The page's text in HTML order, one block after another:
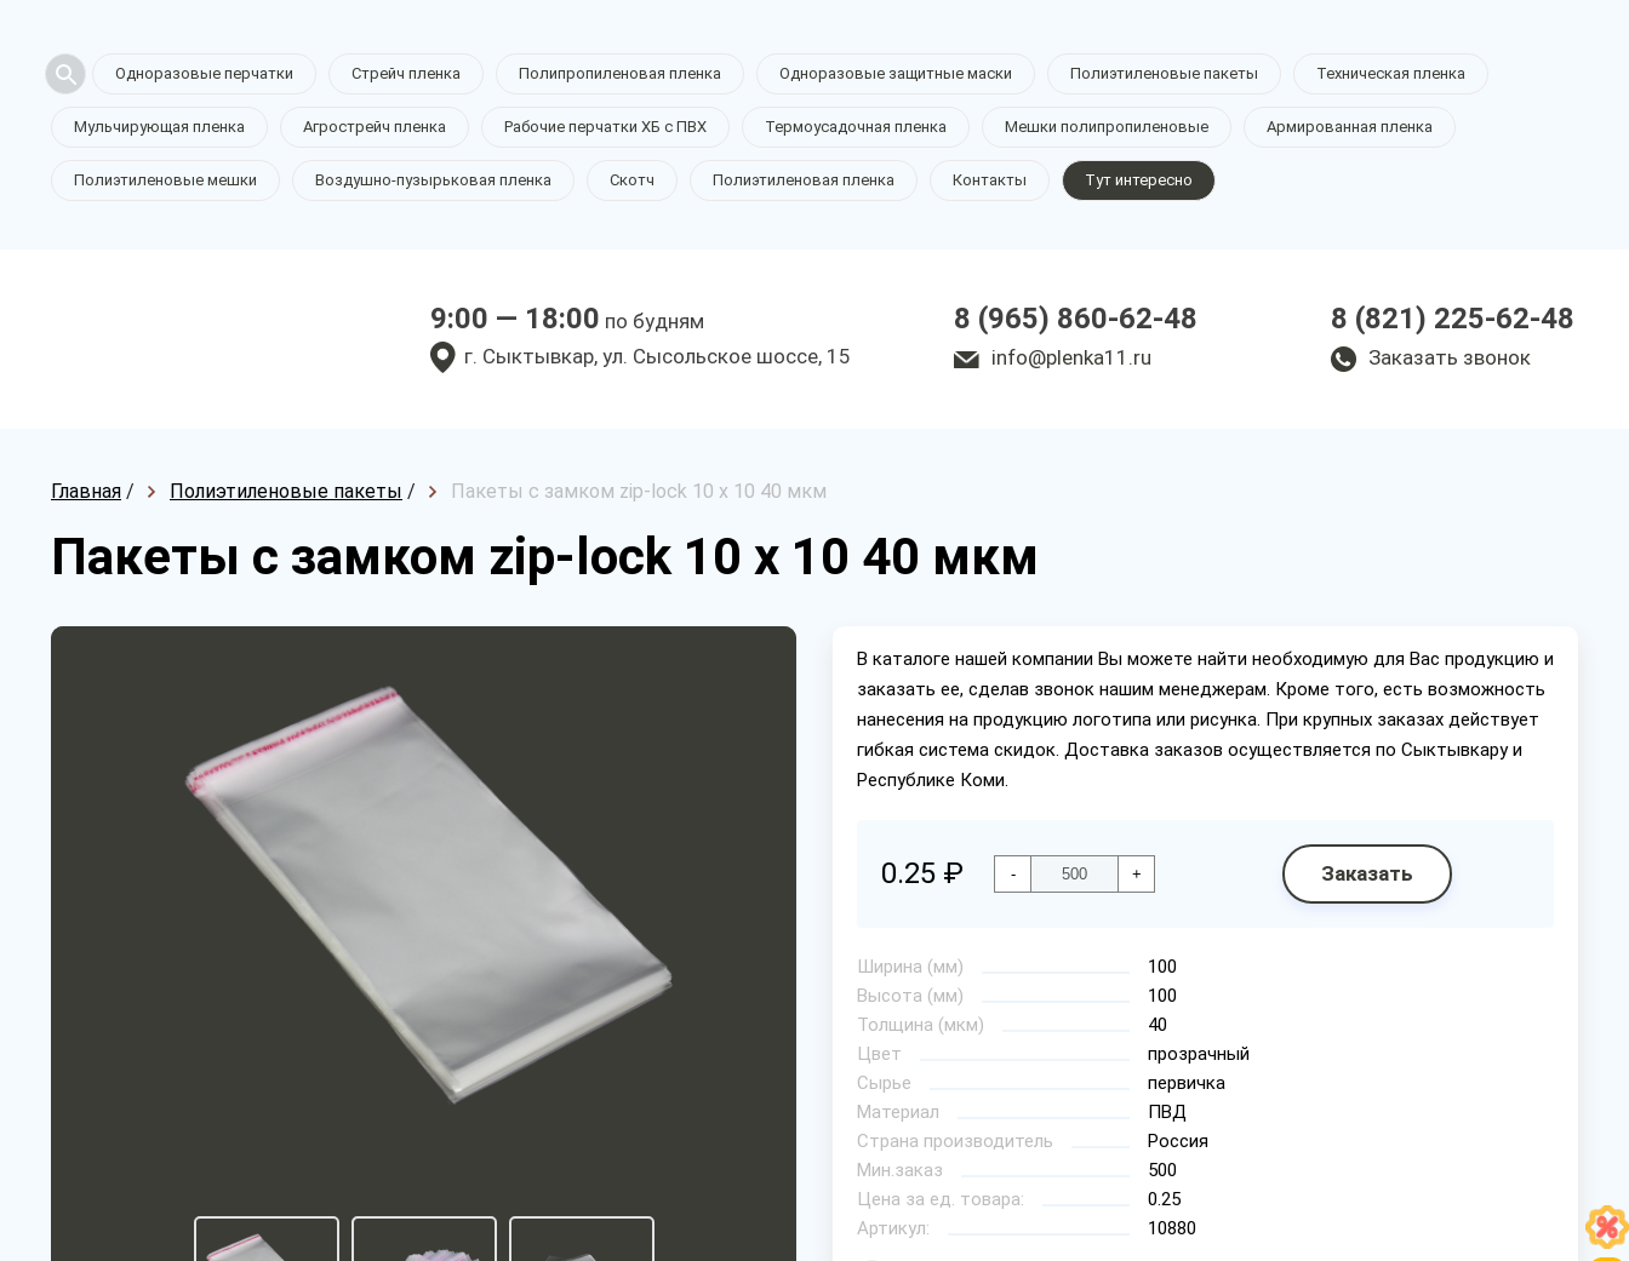
Одноразовые перчатки Стрейч пленка Полипропиленовая пленка Одноразовые защитные маски Полиэтиленовые пакеты Техническая пленка
Мульчирующая пленка Агрострейч пленка Рабочие перчатки ХБ с ПВХ Термоусадочная пленка Мешки полипропиленовые Армированная пленка
Полиэтиленовые мешки Воздушно-пузырьковая пленка Скотч Полиэтиленовая пленка Контакты Тут интересно
9:00 — 18:00 по будням
г. Сыктывкар, ул. Сысольское шоссе, 15
8 (965) 860-62-48
info@plenka11.ru
8 (821) 225-62-48
Заказать звонок
Главная / Полиэтиленовые пакеты / Пакеты с замком zip-lock 10 х 10 40 мкм
Пакеты с замком zip-lock 10 х 10 40 мкм
В каталоге нашей компании Вы можете найти необходимую для Вас продукцию и
заказать ее, сделав звонок нашим менеджерам. Кроме того, есть возможность
нанесения на продукцию логотипа или рисунка. При крупных заказах действует
гибкая система скидок. Доставка заказов осуществляется по Сыктывкару и
Республике Коми.
0.25 ₽ - + Заказать
Ширина (мм)
100
Высота (мм)
100
Толщина (мкм)
40
Цвет
прозрачный
Сырье
первичка
Материал
ПВД
Страна производитель
Россия
Мин.заказ
500
Цена за ед. товара:
0.25
Артикул:
10880